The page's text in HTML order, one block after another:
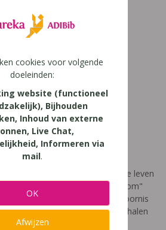
DOM
die toont hoe het is om te leven
film met als titel: "Ik heet niet dom"
dat de impact van een leerstoornis
je ziet in de klas. Je hoort verhalen
en ouders.
cookies voor volgende
doeleinden:
website (functioneel
Bijhouden
Inhoud van externe
Live Chat,
Informeren via
mail.
OK
Afwijzen